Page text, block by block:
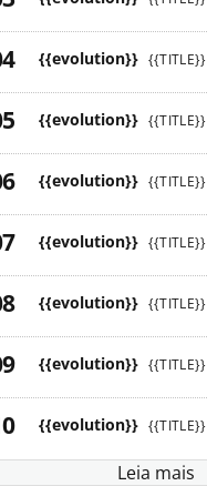
{{evolution}} {{TITLE}}
{{evolution}} {{TITLE}}
{{evolution}} {{TITLE}}
{{evolution}} {{TITLE}}
{{evolution}} {{TITLE}}
{{evolution}} {{TITLE}}
{{evolution}} {{TITLE}}
Leia mais